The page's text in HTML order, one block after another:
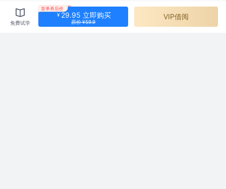
免费试学
首单券后价
¥ 29.95 立即购买
原价 ¥59.9
VIP借阅
自 2022 年 2 月 18 日上线，全部章节现已更新完
成；